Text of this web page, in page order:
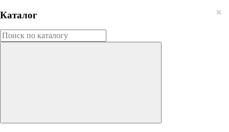
Каталог